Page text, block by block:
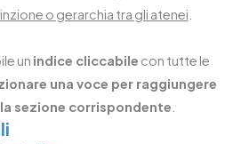
o gerarchia tra gli atenei
un indice cliccabile con tutte le
una voce per raggiungere
sezione corrispondente